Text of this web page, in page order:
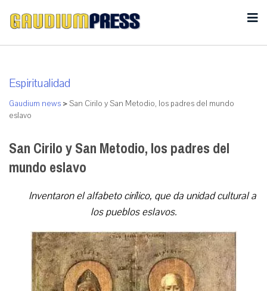
Espiritualidad
Gaudium news >San Cirilo y San Metodio, los padres del mundo
eslavo
San Cirilo y San Metodio, los padres del
mundo eslavo
Inventaron el alfabeto cirílico, que da unidad cultural a
los pueblos eslavos.